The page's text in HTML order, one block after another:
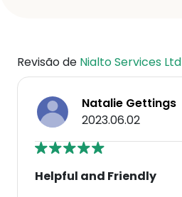
Revisão de Nialto Services Ltd
Natalie Gettings
2023.06.02
Helpful and Friendly